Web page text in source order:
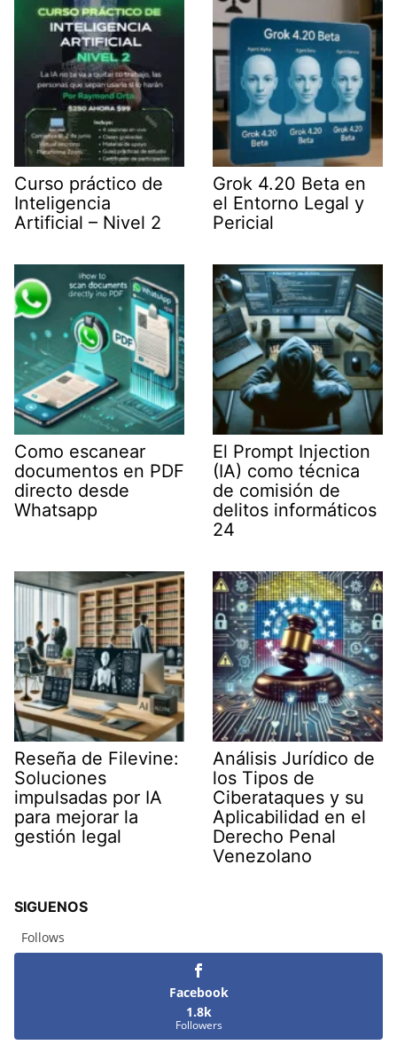
r
)
Curso práctico de
Inteligencia
Artificial – Nivel 2
Grok 4.20 Beta en
el Entorno Legal y
Pericial
Como escanear
documentos en PDF
directo desde
Whatsapp
El Prompt Injection
(IA) como técnica
de comisión de
delitos informáticos
24
Reseña de Filevine:
Soluciones
impulsadas por IA
para mejorar la
gestión legal
Análisis Jurídico de
los Tipos de
Ciberataques y su
Aplicabilidad en el
Derecho Penal
Venezolano
SIGUENOS
Follows
Facebook
1.8k
Followers